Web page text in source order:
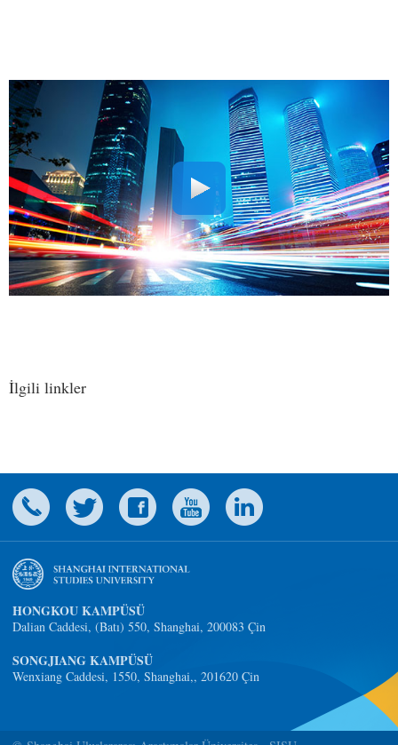
İlgili linkler
HONGKOU KAMPÜSÜ
Dalian Caddesi, (Batı) 550, Shanghai, 200083 Çin
SONGJIANG KAMPÜSÜ
Wenxiang Caddesi, 1550, Shanghai,, 201620 Çin